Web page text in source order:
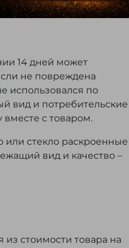
14 дней может
не повреждена
использовался по
вид и потребительские
с товаром.
или стекло раскроенные
вид и качество –
из стоимости товара на